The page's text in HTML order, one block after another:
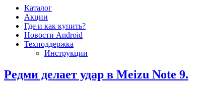
Каталог
Акции
Где и как купить?
Новости Android
Техподдержка
Инструкции
Редми делает удар в Meizu Note 9.